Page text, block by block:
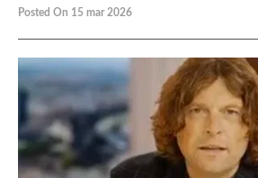
Posted On 15 mar 2026